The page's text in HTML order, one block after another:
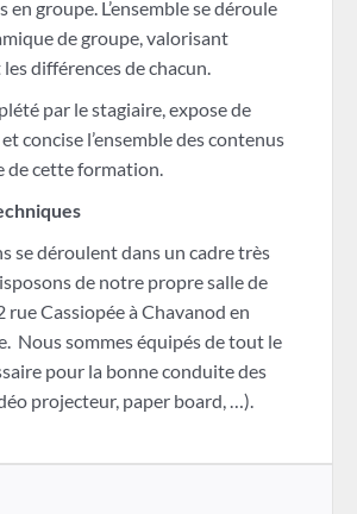
en groupe. L’ensemble se déroule
de groupe, valorisant
les différences de chacun.
par le stagiaire, expose de
concise l’ensemble des contenus
de cette formation.
se déroulent dans un cadre très
de notre propre salle de
Cassiopée à Chavanod en
Nous sommes équipés de tout le
pour la bonne conduite des
projecteur, paper board, …).